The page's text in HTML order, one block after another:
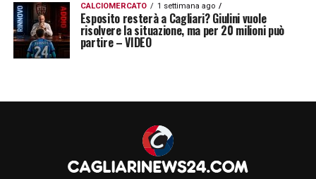
CALCIOMERCATO 1 settimana ago
Esposito resterà a Cagliari? Giulini vuole
risolvere la situazione, ma per 20 milioni può
partire – VIDEO